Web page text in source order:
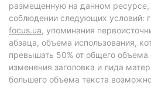
размещенную на данном ресурсе,
соблюдении следующих условий:
focus.ua, упоминания
абзаца, объема использования,
превышать 50% от общего объема
изменения заголовка и лида
большего объема текста